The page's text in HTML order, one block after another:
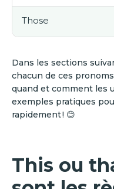
Those
Dans les sections
chacun de ces
quand et comment les
exemples pratiques
rapidement ! 😊
This ou